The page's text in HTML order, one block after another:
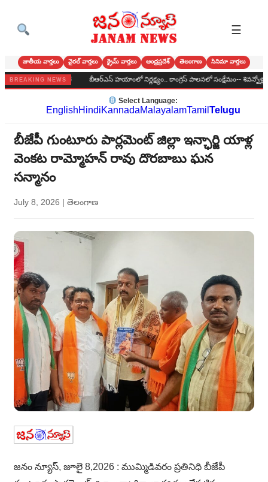
☰
జాతీయ వార్తలు వైరల్ వార్తలు క్రైమ్ వార్తలు ఆంధ్రప్రదేశ్ తెలంగాణ సినిమా వార్తలు
BREAKING NEWS
బోనాల పండుగ బీఆర్‌ఎస్‌ హయాంలో నిర్లక్ష్యం.. కాంగ్రెస్‌ పాలనలో సంక్షేమం-- శివన్నోళ్ల
Select Language:
EnglishHindiKannadaMalayalamTamil Telugu
బీజేపీ గుంటూరు పార్లమెంట్ జిల్లా ఇన్ఛార్జి యాళ్ల
వెంకట రామ్మోహన్ రావు దొరబాబు ఘన
సన్మానం
July 8, 2026 | తెలంగాణ
జనం న్యూస్, జూలై 8,2026 : ముమ్మిడివరం ప్రతినిధి బీజేపీ